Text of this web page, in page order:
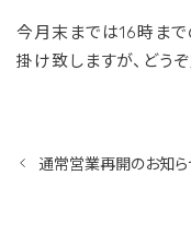
今月末までは16時まで
掛け致しますが、どう
通常営業再開のお知ら